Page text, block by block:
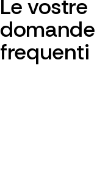
Le vostre
domande
frequenti